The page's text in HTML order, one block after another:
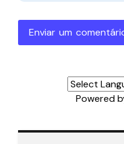
Enviar um
Powered